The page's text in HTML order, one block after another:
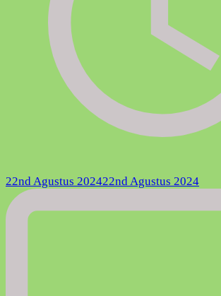
22nd Agustus 202422nd Agustus 2024